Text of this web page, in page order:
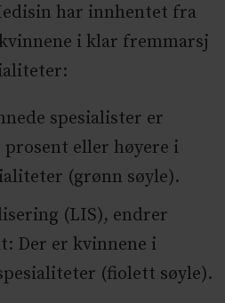
har innhentet fra
i klar fremmarsj
spesialister er
prosent eller høyere i
(grønn søyle).
(LIS), endrer
Der er kvinnene i
(fiolett søyle).